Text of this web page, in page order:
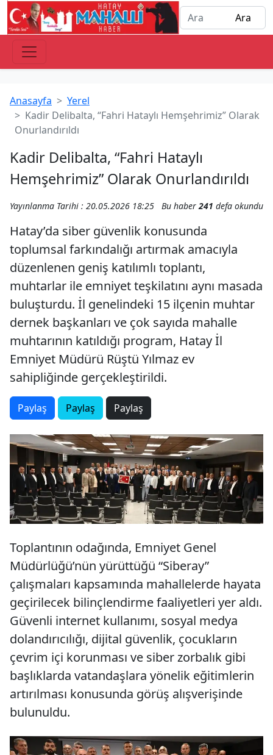
Anasayfa
Yerel
Kadir Delibalta, “Fahri Hataylı Hemşehrimiz” Olarak
Onurlandırıldı
Kadir Delibalta, “Fahri Hataylı
Hemşehrimiz” Olarak Onurlandırıldı
Yayınlanma Tarihi : 20.05.2026 18:25 Bu haber241 defa okundu
Hatay’da siber güvenlik konusunda
toplumsal farkındalığı artırmak amacıyla
düzenlenen geniş katılımlı toplantı,
muhtarlar ile emniyet teşkilatını aynı masada
buluşturdu. İl genelindeki 15 ilçenin muhtar
dernek başkanları ve çok sayıda mahalle
muhtarının katıldığı program, Hatay İl
Emniyet Müdürü Rüştü Yılmaz ev
sahipliğinde gerçekleştirildi.
Paylaş Paylaş Paylaş
Toplantının odağında, Emniyet Genel
Müdürlüğü’nün yürüttüğü “Siberay”
çalışmaları kapsamında mahallelerde hayata
geçirilecek bilinçlendirme faaliyetleri yer aldı.
Güvenli internet kullanımı, sosyal medya
dolandırıcılığı, dijital güvenlik, çocukların
çevrim içi korunması ve siber zorbalık gibi
başlıklarda vatandaşlara yönelik eğitimlerin
artırılması konusunda görüş alışverişinde
bulunuldu.